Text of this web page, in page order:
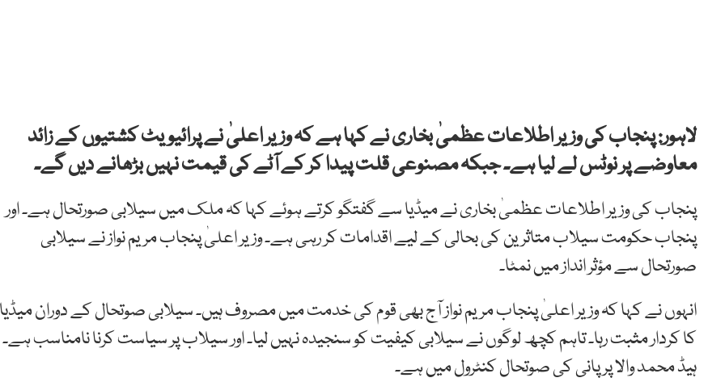
لاہور: پنجاب کی وزیر اطلاعات عظمیٰ بخاری نے کہا ہے کہ وزیر اعلیٰ نے پرائیویٹ کشتیوں کے زائد
معاوضے پر نوٹس لے لیا ہے۔ جبکہ مصنوعی قلت پیدا کر کے آٹے کی قیمت نہیں بڑھانے دیں گے۔
پنجاب کی وزیر اطلاعات عظمیٰ بخاری نے میڈیا سے گفتگو کرتے ہوئے کہا کہ ملک میں سیلابی صورتحال ہے۔ اور
پنجاب حکومت سیلاب متاثرین کی بحالی کے لیے اقدامات کر رہی ہے۔ وزیر اعلیٰ پنجاب مریم نواز نے سیلابی
صورتحال سے مؤثر انداز میں نمٹا۔
انہوں نے کہا کہ وزیر اعلیٰ پنجاب مریم نواز آج بھی قوم کی خدمت میں مصروف ہیں۔ سیلابی صوتحال کے دوران میڈیا
کا کردار مثبت رہا۔ تاہم کچھ لوگوں نے سیلابی کیفیت کو سنجیدہ نہیں لیا۔ اور سیلاب پر سیاست کرنا نامناسب ہے۔
ہیڈ محمد والا پر پانی کی صوتحال کنٹرول میں ہے۔